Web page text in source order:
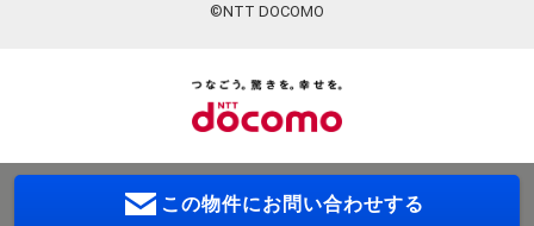
©NTT DOCOMO
この物件にお問い合わせする